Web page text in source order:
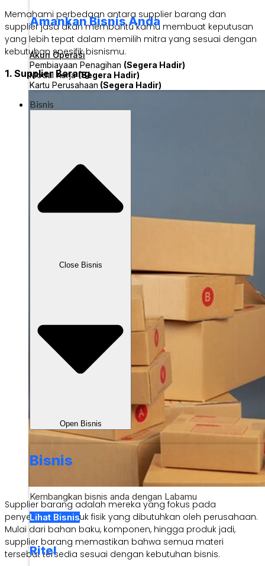
Amankan Bisnis Anda
Akun Operasi
Pembiayaan Penagihan (Segera Hadir)
Modal Kerja(Segera Hadir)
Kartu Perusahaan (Segera Hadir)
Bisnis
Close Bisnis
Open Bisnis
Bisnis
Kembangkan bisnis anda dengan Labamu
Lihat Bisnis
Ritel
Memahami perbedaan antara supplier barang dan
supplier jasa akan membantu kamu membuat keputusan
yang lebih tepat dalam memilih mitra yang sesuai dengan
kebutuhan spesifik bisnismu.
1. Supplier Barang
Supplier barang adalah mereka yang fokus pada
penyediaan produk fisik yang dibutuhkan oleh perusahaan.
Mulai dari bahan baku, komponen, hingga produk jadi,
supplier barang memastikan bahwa semua materi
tersebut tersedia sesuai dengan kebutuhan bisnis.